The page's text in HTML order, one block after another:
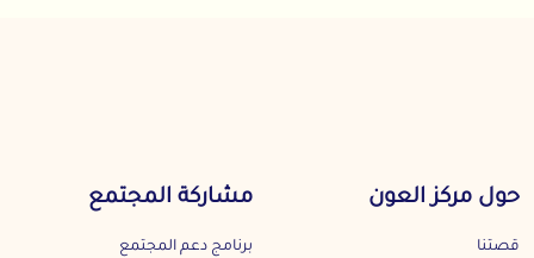
حول مركز العون
قصتنا
مشاركة المجتمع
برنامج دعم المجتمع